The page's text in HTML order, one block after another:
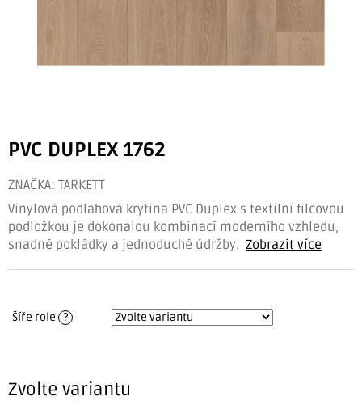
ZNAČKA: TARKETT
PVC DUPLEX 1762
Zvolte variantu
Šíře role ?
Vinylová podlahová krytina PVC Duplex s textilní filcovou
podložkou je dokonalou kombinací moderního vzhledu,
snadné pokládky a jednoduché údržby. Zobrazit více